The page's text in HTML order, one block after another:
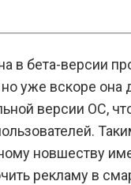
в бета-версии
но уже вскоре
версии ОС,
новшеству
рекламу в